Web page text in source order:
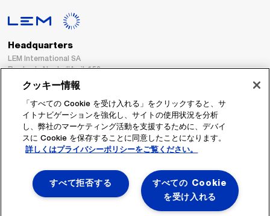
Headquarters
LEM International SA
Route du Nant-d’Avril, 152
1217 Meyrin
Switzerland
Tel. :
+41 22 706 11 11
Fax : +41 22 794 94 78
フォローする
クッキー情報
「すべての Cookie を受け入れる」をクリックすると、サ
イトナビゲーションを強化し、サイトの使用状況を分析
し、弊社のマーケティング活動を支援するために、デバイ
スに Cookie を保存することに同意したことになります。
詳しくはプライバシーポリシーをご覧ください。
すべての Cookie
を受け入れる
すべて拒否する